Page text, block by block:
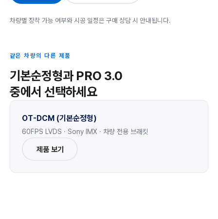
차량별 장착 가능 여부와 시공 일정은 구매 상담 시 안내됩니다.
같은 차량의 다른 제품
기본순정형과 PRO 3.0
중에서 선택하세요
OT-DCM (기본순정형)
60FPS LVDS · Sony IMX · 차량 전용 브래킷
제품 보기